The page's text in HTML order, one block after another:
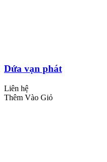
Dứa vạn phát
Liên hệ
Thêm Vào Giỏ